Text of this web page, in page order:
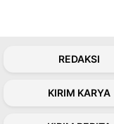
REDAKSI
KIRIM KARYA